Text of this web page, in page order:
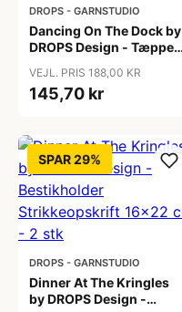
DROPS - GARNSTUDIO
Dancing On The Dock by
DROPS Design - Tæppe
cm
VEJL. PRIS 188,00 KR
145,70 kr
SPAR 29%
DROPS - GARNSTUDIO
Dinner At The Kringles
by DROPS Design -